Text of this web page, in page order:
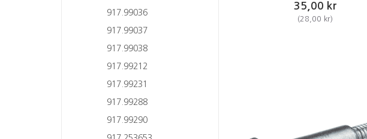
917.99036
917.99037
917.99038
917.99212
917.99231
917.99288
917.99290
35,00 kr
(28,00 kr)